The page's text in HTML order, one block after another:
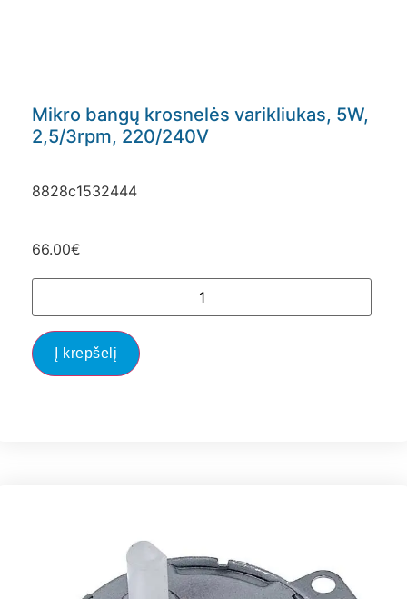
Mikro bangų krosnelės varikliukas, 5W,
2,5/3rpm, 220/240V
8828c1532444
66.00€
Į krepšelį